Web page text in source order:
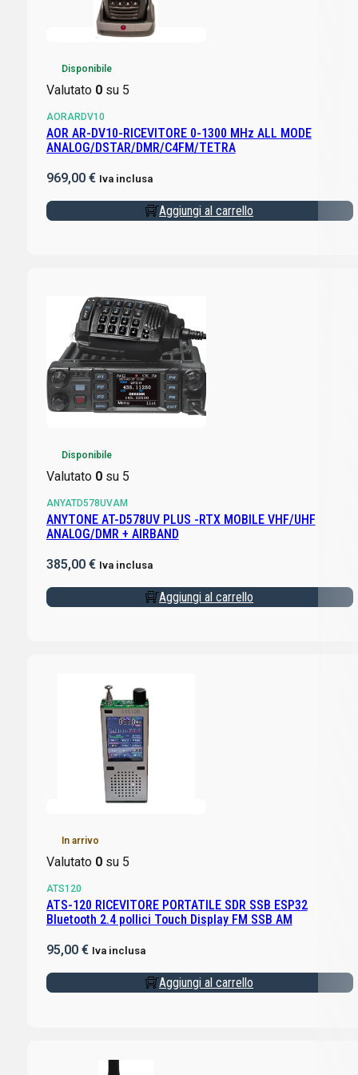
Disponibile
Valutato 0su 5
AORARDV10
AOR AR-DV10-RICEVITORE 0-1300 MHz ALL MODE
ANALOG/DSTAR/DMR/C4FM/TETRA
969,00 € Iva inclusa
Aggiungi al carrello
Disponibile
Valutato 0su 5
ANYATD578UVAM
ANYTONE AT-D578UV PLUS -RTX MOBILE VHF/UHF
ANALOG/DMR + AIRBAND
385,00 € Iva inclusa
Aggiungi al carrello
In arrivo
Valutato 0su 5
ATS120
ATS-120 RICEVITORE PORTATILE SDR SSB ESP32
Bluetooth 2.4 pollici Touch Display FM SSB AM
95,00 € Iva inclusa
Aggiungi al carrello